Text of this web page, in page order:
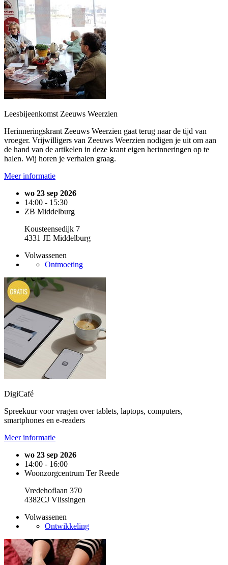
Leesbijeenkomst Zeeuws Weerzien
Herinneringskrant Zeeuws Weerzien gaat terug naar de tijd van
vroeger. Vrijwilligers van Zeeuws Weerzien nodigen je uit om aan
de hand van de artikelen in deze krant eigen herinneringen op te
halen. Wij horen je verhalen graag.
Meer informatie
wo 23 sep 2026
14:00 - 15:30
ZB Middelburg
Kousteensedijk 7
4331 JE Middelburg
Volwassenen
Ontmoeting
DigiCafé
Spreekuur voor vragen over tablets, laptops, computers,
smartphones en e-readers
Meer informatie
wo 23 sep 2026
14:00 - 16:00
Woonzorgcentrum Ter Reede
Vredehoflaan 370
4382CJ Vlissingen
Volwassenen
Ontwikkeling